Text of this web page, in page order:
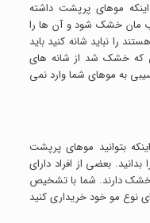
موهای پرپشت داشته
مان خشک شود و آن ها را
را نباید شانه کنید باید
که خشک شد از شانه های
به موهای شما وارد نمی
بتوانید موهای پرپشت
بعضی از افراد دارای
دارند. شما با تشخیص
نوع مو خود خریداری کنید